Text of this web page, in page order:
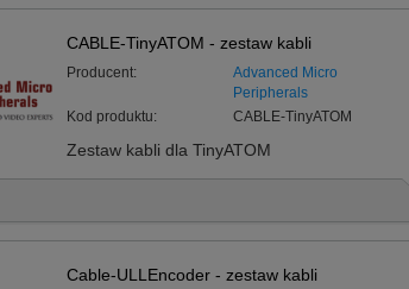
CABLE-TinyATOM - zestaw kabli
Producent:
Advanced Micro
Peripherals
Kod produktu:
CABLE-TinyATOM
Zestaw kabli dla TinyATOM
Cable-ULLEncoder - zestaw kabli